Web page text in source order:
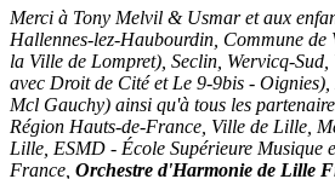
Merci à Tony Melvil & Usmar et aux
Hallennes-lez-Haubourdin, Commune de
la Ville de Lompret), Seclin, Wervicq-
avec Droit de Cité et Le 9-9bis -
Mcl Gauchy) ainsi qu'à tous les
Région Hauts-de-France, Ville de Lille,
Lille, ESMD - École Supérieure Musique
France, Orchestre d'Harmonie de Lille